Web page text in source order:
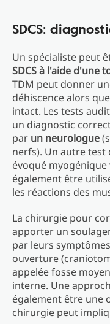
SDCS:
Un spécialiste peut
SDCS à l'aide d'une
TDM peut donner
déhiscence alors
intact. Les tests
un diagnostic
par un neurologue
nerfs). Un autre test
évoqué
également être
les réactions des
La chirurgie pour
apporter un
par leurs
ouverture
appelée fosse
interne. Une
également être une
chirurgie peut